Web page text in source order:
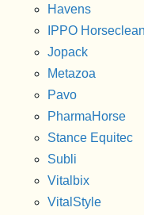
Havens
IPPO
Jopack
Metazoa
Pavo
PharmaHorse
Stance Equitec
Subli
Vitalbix
VitalStyle